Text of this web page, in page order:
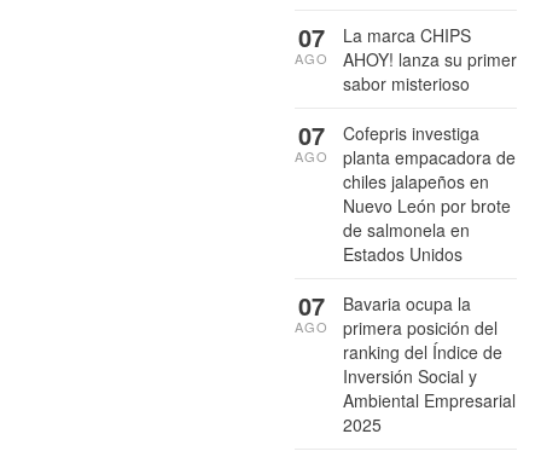
La marca CHIPS
AHOY! lanza su primer
sabor misterioso
07
AGO
Cofepris investiga
planta empacadora de
chiles jalapeños en
Nuevo León por brote
de salmonela en
Estados Unidos
07
AGO
Bavaria ocupa la
primera posición del
ranking del Índice de
Inversión Social y
Ambiental Empresarial
2025
07
AGO